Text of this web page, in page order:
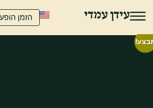
הזמן הופעה